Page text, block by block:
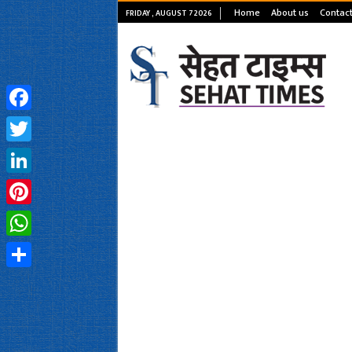
FRIDAY , AUGUST 7 2026 Home About us
Facebook
Twitter
LinkedIn
Pinterest
WhatsApp
Share